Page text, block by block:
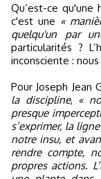
Qu’est-ce qu'une
c'est une «
quelqu'un par
particularités ?
inconsciente :
Pour Joseph Jean
la discipline, «
presque
s’exprimer, la
notre insu, et
rendre compte,
propres actions.